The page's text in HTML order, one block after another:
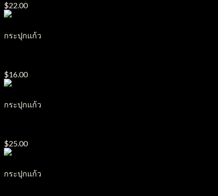
$22.00
กระปุกแก้ว
$16.00
กระปุกแก้ว
$25.00
กระปุกแก้ว